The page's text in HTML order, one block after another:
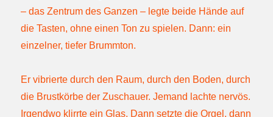
– das Zentrum des Ganzen – legte beide Hände auf
die Tasten, ohne einen Ton zu spielen. Dann: ein
einzelner, tiefer Brummton.
Er vibrierte durch den Raum, durch den Boden, durch
die Brustkörbe der Zuschauer. Jemand lachte nervös.
Irgendwo klirrte ein Glas. Dann setzte die Orgel, dann